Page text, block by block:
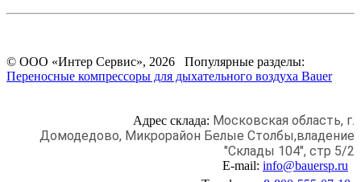
© ООО «Интер Сервис», 2026 Популярные разделы:
Переносные компрессоры для дыхательного воздуха Bauer
Адрес склада: Московская область, г.
Домодедово, Микрорайон Белые Столбы,владение
"Склады 104", стр 5/2
E-mail: info@bauersp.ru